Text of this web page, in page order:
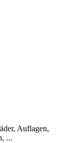
Auflagen,
...